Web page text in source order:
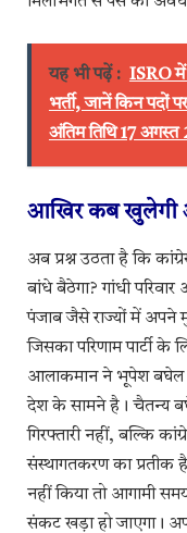
यह भी पढ़ें : ISRO में
भर्ती, जानें किन पदों
अंतिम तिथि 17 अगस्त
आखिर कब खुलेगी
अब प्रश्न उठता है कि
बांधे बैठेगा? गांधी परिवार
पंजाब जैसे राज्यों में अपने
जिसका परिणाम पार्टी के
आलाकमान ने भूपेश बघेल
देश के सामने है। चैतन्य
गिरफ्तारी नहीं, बल्कि
संस्थागतकरण का
नहीं किया तो आगामी
संकट खड़ा हो जाएगा।